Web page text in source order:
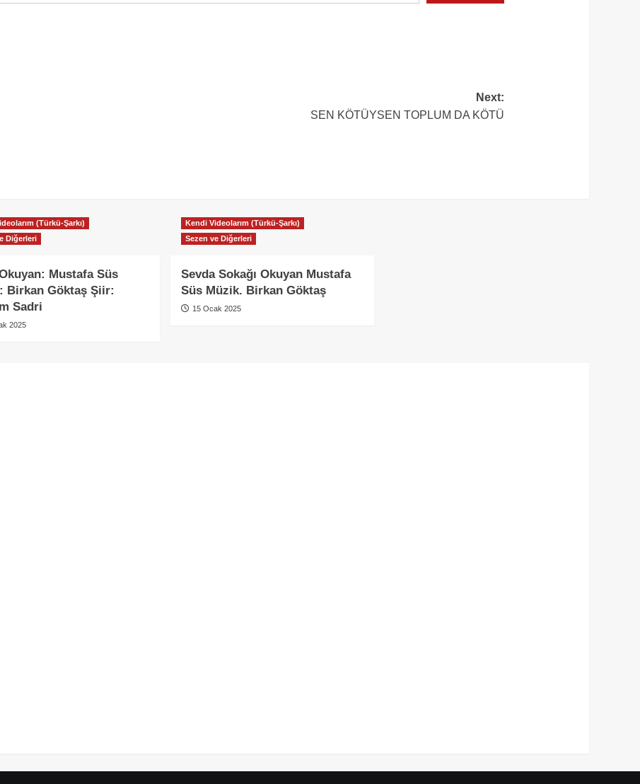
Next:
SEN KÖTÜYSEN TOPLUM DA KÖTÜ
(Türkü-Şarkı)
Diğerleri
Mustafa Süs
Birkan Göktaş Şiir:
Sadri
2025
Kendi Videolarım (Türkü-Şarkı)
Sezen ve Diğerleri
Sevda Sokağı Okuyan Mustafa
Süs Müzik. Birkan Göktaş
15 Ocak 2025